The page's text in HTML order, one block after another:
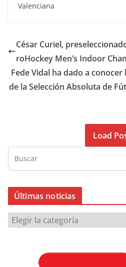
Valenciana
César Curiel,
roHockey Men’s Indoor
Fede Vidal ha dado a
de la Selección Absoluta de
Load
Últimas noticias
Ú